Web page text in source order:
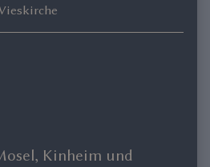
Kinheim und